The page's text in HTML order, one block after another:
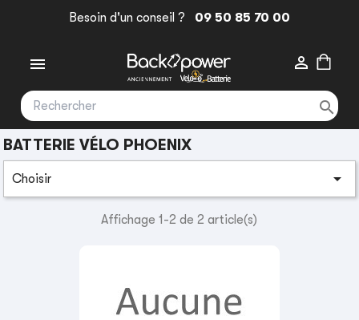
Besoin d'un conseil ? 09 50 85 70 00
 

BATTERIE VÉLO PHOENIX
Choisir 
Affichage 1-2 de 2 article(s)